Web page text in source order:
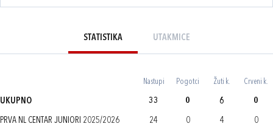
STATISTIKA UTAKMICE
Nastupi Pogotci Žuti k. Crveni k.
UKUPNO 33 0 6 0
PRVA NL CENTAR JUNIORI 2025/2026 24 0 4 0